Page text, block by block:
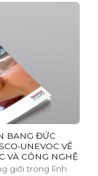
BANG ĐỨC
UNEVOC VỀ
VÀ CÔNG NGHỆ
giới trong lĩnh